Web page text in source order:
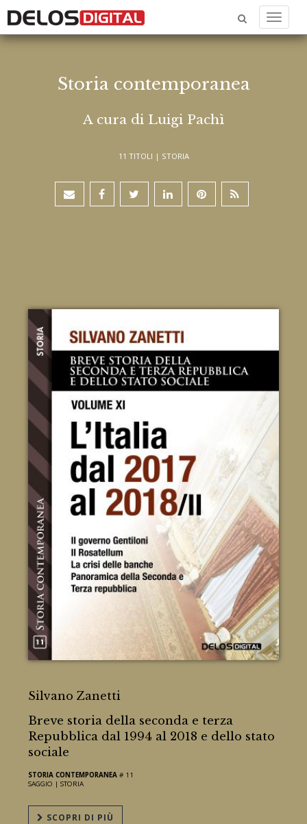
Menu
Storia contemporanea
A cura di Luigi Pachì
11 TITOLI | STORIA
Silvano Zanetti
Breve storia della seconda e terza
Repubblica dal 1994 al 2018 e dello stato
sociale
STORIA CONTEMPORANEA # 11
SAGGIO |STORIA
SCOPRI DI PIÙ